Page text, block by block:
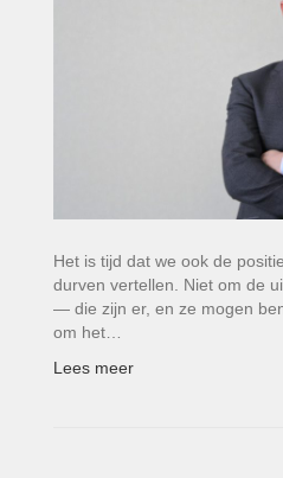
Het is tijd dat we ook de
durven vertellen. Niet om de
— die zijn er, en ze mogen
om het…
Lees meer